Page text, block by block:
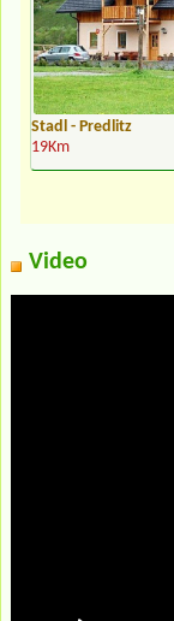
Stadl - Predlitz
19Km
Video